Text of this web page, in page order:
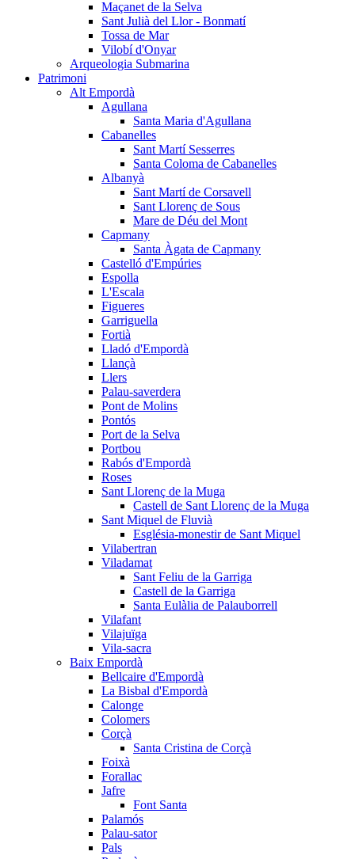
Maçanet de la Selva
Sant Julià del Llor - Bonmatí
Tossa de Mar
Vilobí d'Onyar
Arqueologia Submarina
Patrimoni
Alt Empordà
Agullana
Santa Maria d'Agullana
Cabanelles
Sant Martí Sesserres
Santa Coloma de Cabanelles
Albanyà
Sant Martí de Corsavell
Sant Llorenç de Sous
Mare de Déu del Mont
Capmany
Santa Àgata de Capmany
Castelló d'Empúries
Espolla
L'Escala
Figueres
Garriguella
Fortià
Lladó d'Empordà
Llançà
Llers
Palau-saverdera
Pont de Molins
Pontós
Port de la Selva
Portbou
Rabós d'Empordà
Roses
Sant Llorenç de la Muga
Castell de Sant Llorenç de la Muga
Sant Miquel de Fluvià
Església-monestir de Sant Miquel
Vilabertran
Viladamat
Sant Feliu de la Garriga
Castell de la Garriga
Santa Eulàlia de Palauborrell
Vilafant
Vilajuïga
Vila-sacra
Baix Empordà
Bellcaire d'Empordà
La Bisbal d'Empordà
Calonge
Colomers
Corçà
Santa Cristina de Corçà
Foixà
Forallac
Jafre
Font Santa
Palamós
Palau-sator
Pals